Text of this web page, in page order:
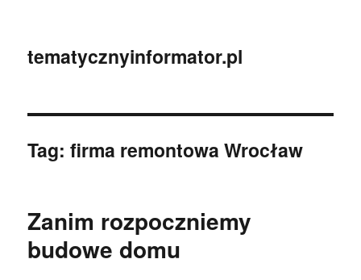
tematycznyinformator.pl
Tag:firma remontowa Wrocław
Zanim rozpoczniemy
budowe domu